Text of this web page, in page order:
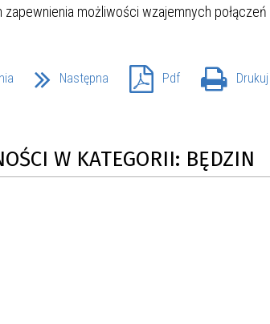
możliwości wzajemnych
Następna Pdf Drukuj
W KATEGORII: BĘDZIN